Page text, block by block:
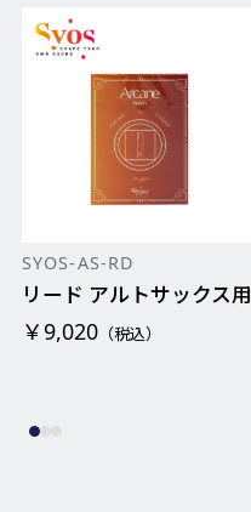
SYOS-AS-RD
リード アルトサックス用
￥9,020（税込）